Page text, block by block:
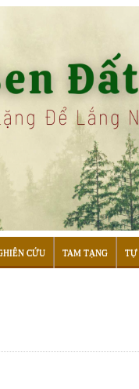
CỨU TAM TẠNG TỰ